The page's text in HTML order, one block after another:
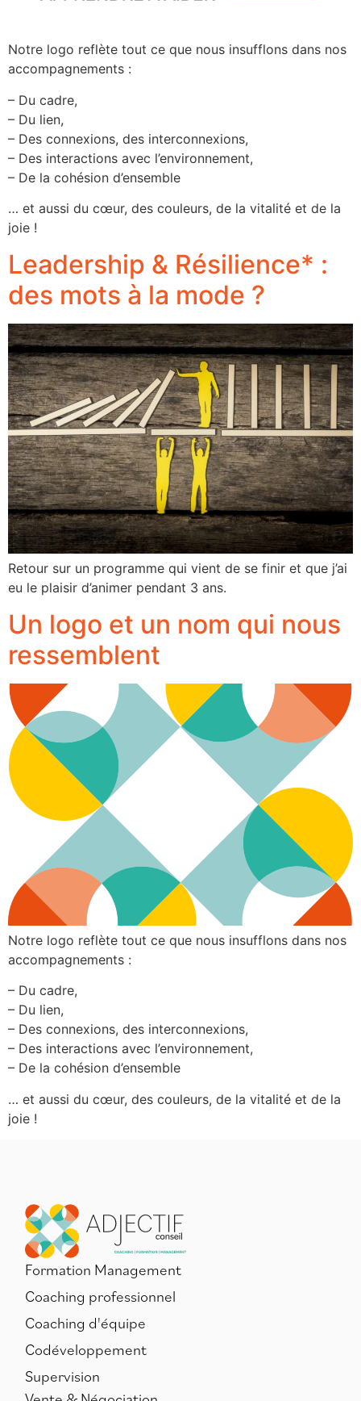
Notre logo reflète tout ce que nous insufflons dans nos
accompagnements :
– Du cadre,
– Du lien,
– Des connexions, des interconnexions,
– Des interactions avec l’environnement,
– De la cohésion d’ensemble
… et aussi du cœur, des couleurs, de la vitalité et de la
joie !
Leadership & Résilience* :
des mots à la mode ?
Retour sur un programme qui vient de se finir et que j’ai
eu le plaisir d’animer pendant 3 ans.
Un logo et un nom qui nous
ressemblent
Notre logo reflète tout ce que nous insufflons dans nos
accompagnements :
– Du cadre,
– Du lien,
– Des connexions, des interconnexions,
– Des interactions avec l’environnement,
– De la cohésion d’ensemble
… et aussi du cœur, des couleurs, de la vitalité et de la
joie !
Formation Management
Coaching professionnel
Coaching d'équipe
Codéveloppement
Supervision